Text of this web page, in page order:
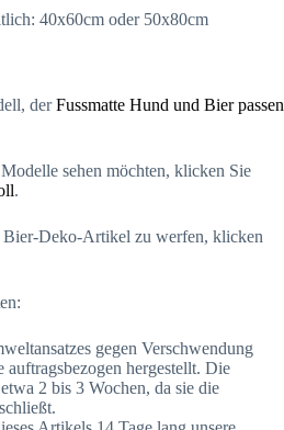
40x60cm oder 50x80cm
derFussmatte Hund und Bier passen
sehen möchten, klicken Sie
.
Deko-Artikel zu werfen, klicken
gegen Verschwendung
auftragsbezogen hergestellt. Die
2 bis 3 Wochen, da sie die